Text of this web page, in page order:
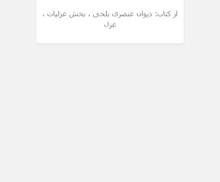
از کتاب: دیوان عنصری بلخی ، بخش غزلیات ،
غزل